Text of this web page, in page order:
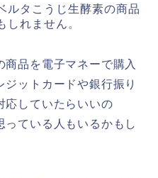
ルタこうじ生酵素の商品
しれません。
品を電子マネーで購入
ジットカードや銀行振り
応していたらいいの
っている人もいるかもし